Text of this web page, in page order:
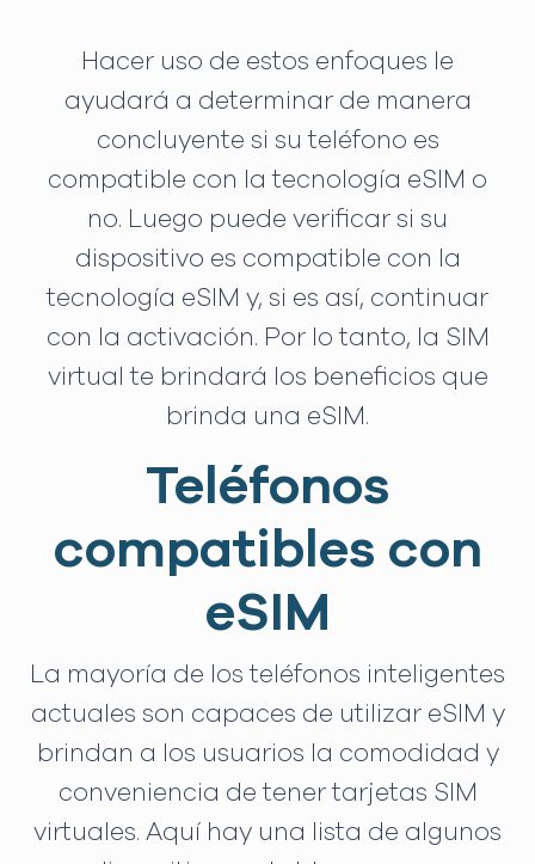
Hacer uso de estos enfoques le
ayudará a determinar de manera
concluyente si su teléfono es
compatible con la tecnología eSIM o
no. Luego puede verificar si su
dispositivo es compatible con la
tecnología eSIM y, si es así, continuar
con la activación. Por lo tanto, la SIM
virtual te brindará los beneficios que
brinda una eSIM.
Teléfonos
compatibles con
eSIM
La mayoría de los teléfonos inteligentes
actuales son capaces de utilizar eSIM y
brindan a los usuarios la comodidad y
conveniencia de tener tarjetas SIM
virtuales. Aquí hay una lista de algunos